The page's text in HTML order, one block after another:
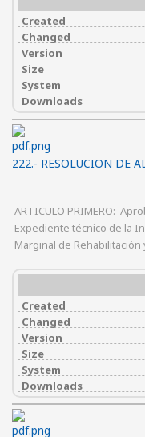
Created
Changed
Version
Size
System
Downloads
222.- RESOLUCION DE
ARTICULO PRIMERO:
Expediente técnico de la
Marginal de
Created
Changed
Version
Size
System
Downloads